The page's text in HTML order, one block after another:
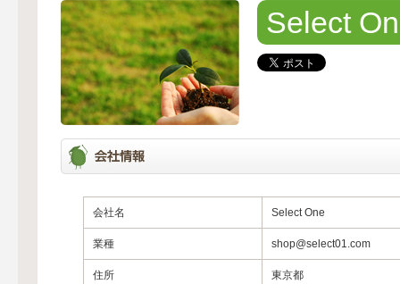
Select
会社名 Select One
業種 shop@select01.com
住所 東京都